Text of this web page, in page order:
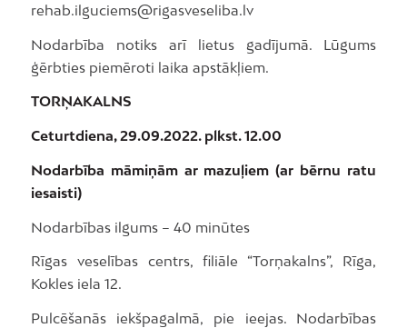
rehab.ilguciems@rigasveseliba.lv
Nodarbība notiks arī lietus gadījumā. Lūgums
ģērbties piemēroti laika apstākļiem.
TORŅAKALNS
Ceturtdiena, 29.09.2022. plkst. 12.00
Nodarbība māmiņām ar mazuļiem (ar bērnu ratu
iesaisti)
Nodarbības ilgums – 40 minūtes
Rīgas veselības centrs, filiāle “Torņakalns”, Rīga,
Kokles iela 12.
Pulcēšanās iekšpagalmā, pie ieejas. Nodarbības